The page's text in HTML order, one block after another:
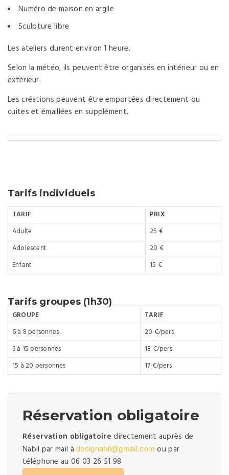
Numéro de maison en argile
Sculpture libre
Les ateliers durent environ 1 heure.
Selon la météo, ils peuvent être organisés en intérieur ou en
extérieur.
Les créations peuvent être emportées directement ou
cuites et émaillées en supplément.
Tarifs individuels
TARIF
PRIX
Adulte
25 €
Adolescent
20 €
Enfant
15 €
Tarifs groupes (1h30)
GROUPE
TARIF
6 à 8 personnes
20 €/pers
9 à 15 personnes
18 €/pers
15 à 20 personnes
17 €/pers
Réservation obligatoire
Réservation obligatoire directement auprès de
Nabil par mail àdesignabil@gmail.comou par
téléphone au 06 03 26 51 98